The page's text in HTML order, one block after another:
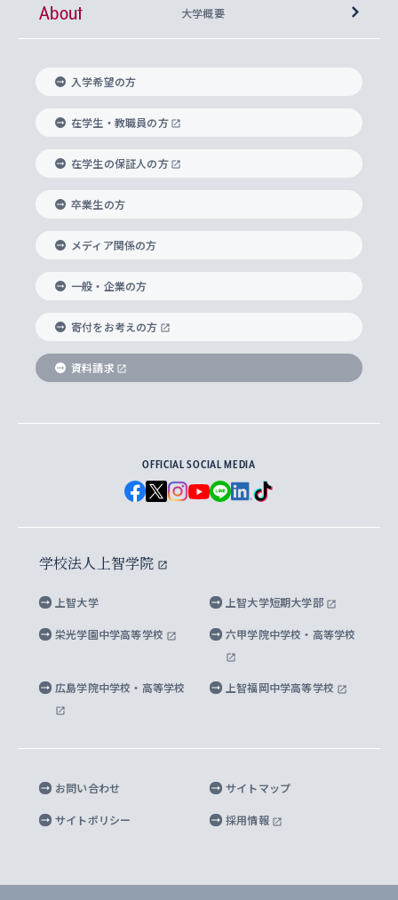
総合人間科学部
経済学部
外国語学部
総合グローバル学部
国際教養学部
理工学部
Futures） – 持続可能な未来を考える６学科連携
基盤教育センター
キリスト教人間学
身体知
思考と表現
データサイエンス
上智大学の語学教育
言語教育研究センター
上智大学のグローバル教育
グローバル教育センター
上智大学で学ぶ
海外で学ぶ
学びのサポート
大学院
神学研究科
実践宗教学研究科
総合人間科学研究科
経済学研究科
グローバル・スタディーズ研究科
助産学専攻科
生涯学習
中世思想研究所
国際言語情報研究所
グローバル・コンサーン研究所
比較文化研究所
ヨーロッパ研究所
アジア文化研究所
アメリカ・カナダ研究所
メディア・ジャーナリズム研究所
水稀少社会研究センター
先進機械・構造材料イノベーションセンター
マイクロ波サイエンス研究センター
産官学連携
知的財産
研究支援制度
重点領域研究・自由課題研究
研究活動に関する法令・研究費の使用について
課外活動
課外教育プログラム
ボランティア活動
グローバルな学びのコミュニティ
学生の相談窓口
心身の健康相談
ハラスメント防止の取り組み
障がいのある学生への支援
キャリア形成サポート
キャリア形成支援プログラム
就職（内定先）・進路統計
企業の採用ご担当者様へのご案内
住まいのサポート
上智大学で取得できる学位
入れの方針）
科目等履修生
研究生・外国人特別研究生・国費留学生
交換留学生(海外大学から上智大学で学ぶ)
ノンディグリー生
Sophia Short-term Program受講生
学費・奨学金
学部入学前に出願する奨学金
国による高等教育の修学支援新制度
大学院生対象の奨学金
海外留学する際の費用と奨学金
About 大学概要
理事長・学長メッセージ
学長・副学長紹介
上智大学の精神
上智大学の理念
上智大学の沿革
ソフィア・アーカイブズ
上智大学とカトリック
グローバルエンゲージメント
上智大学を訪れた世界の知性
国連Weeks・アフリカWeeks
ダイバーシティ＆サステナビリティへの取り組み
上智大学公式ソーシャルメディア
学校法人上智学院について
数字で見る上智大学
上智大学のネットワーク
父母・保証人とのネットワーク
学外とのネットワーク
上智大学の出版物
上智大学大学案内・大学院案内
英文広報誌 SOPHIA magazine
上智大学のビジュアル・アイデンティティ
上智大学ビジュアル・アイデンティティ
上智大学校歌 ・上智大学学生歌
上智大学への取材・キャンパスでの撮影について
上智大学の公開情報
上智大学の教育研究活動等の情報公表
内部質保証と自己点検・評価
キャンパス案内
四谷キャンパス 施設紹介
キャンパスへのアクセス
海外拠点
教職協働の取り組み
プライバシーポリシー
入学希望の方
在学生・教職員の方
在学生の保証人の方
卒業生の方
メディア関係の方
一般・企業の方
寄付をお考えの方
資料請求
OFFICIAL SOCIAL MEDIA
学校法人上智学院
上智大学 上智大学短期大学部
栄光学園中学高等学校 六甲学院中学校・高等学校
広島学院中学校・高等学校 上智福岡中学高等学校
お問い合わせ サイトマップ
サイトポリシー 採用情報